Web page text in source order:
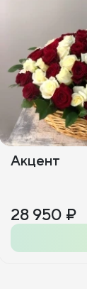
Акцент
28 950 ₽